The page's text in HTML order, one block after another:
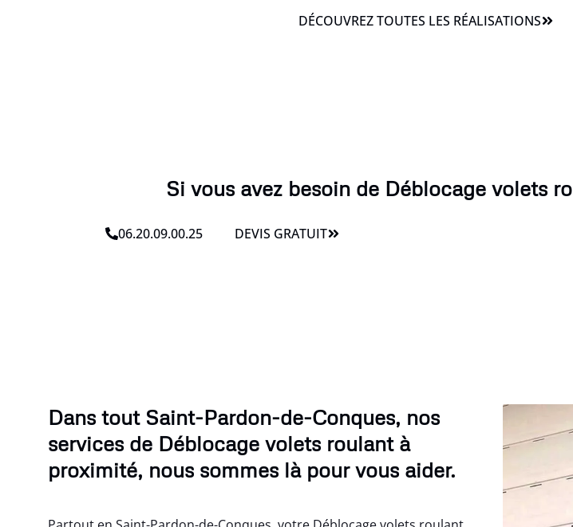
DÉCOUVREZ TOUTES LES RÉALISATIONS
Si vous avez besoin de Déblocage volets
06.20.09.00.25 DEVIS GRATUIT
Dans tout Saint-Pardon-de-Conques, nos
services de Déblocage volets roulant à
proximité, nous sommes là pour vous aider.